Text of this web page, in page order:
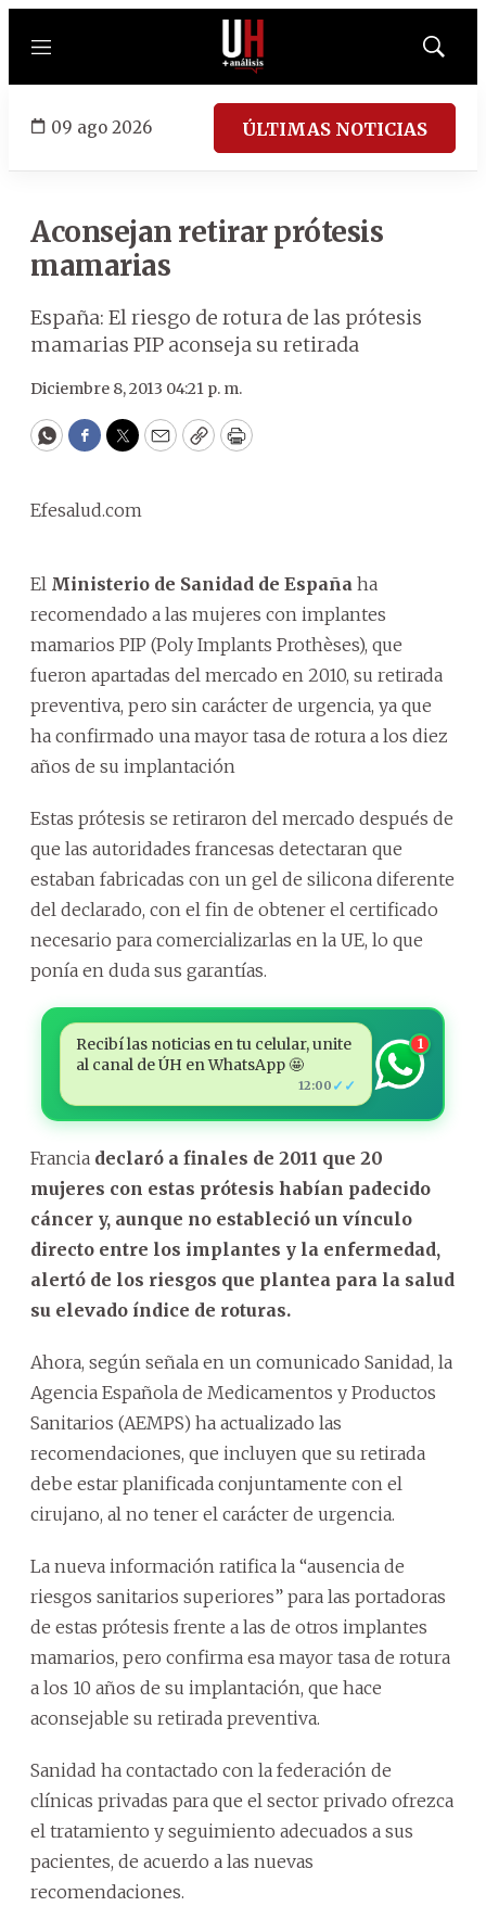
Menú
Mostrar
09 ago 2026 ÚLTIMAS NOTICIAS
Aconsejan retirar prótesis
mamarias
España: El riesgo de rotura de las prótesis
mamarias PIP aconseja su retirada
Diciembre 8, 2013 04:21 p. m.
WhatsApp
Facebook
Twitter
EmailCopyPrint
Efesalud.com
El Ministerio de Sanidad de España ha
recomendado a las mujeres con implantes
mamarios PIP (Poly Implants Prothèses), que
fueron apartadas del mercado en 2010, su retirada
preventiva, pero sin carácter de urgencia, ya que
ha confirmado una mayor tasa de rotura a los diez
años de su implantación
Estas prótesis se retiraron del mercado después de
que las autoridades francesas detectaran que
estaban fabricadas con un gel de silicona diferente
del declarado, con el fin de obtener el certificado
necesario para comercializarlas en la UE, lo que
ponía en duda sus garantías.
Recibí las noticias en tu celular, unite
al canal de ÚH en WhatsApp 🤩
12:00 ✓✓
1
Francia declaró a finales de 2011 que 20
mujeres con estas prótesis habían padecido
cáncer y, aunque no estableció un vínculo
directo entre los implantes y la enfermedad,
alertó de los riesgos que plantea para la salud
su elevado índice de roturas.
Ahora, según señala en un comunicado Sanidad, la
Agencia Española de Medicamentos y Productos
Sanitarios (AEMPS) ha actualizado las
recomendaciones, que incluyen que su retirada
debe estar planificada conjuntamente con el
cirujano, al no tener el carácter de urgencia.
La nueva información ratifica la “ausencia de
riesgos sanitarios superiores” para las portadoras
de estas prótesis frente a las de otros implantes
mamarios, pero confirma esa mayor tasa de rotura
a los 10 años de su implantación, que hace
aconsejable su retirada preventiva.
Sanidad ha contactado con la federación de
clínicas privadas para que el sector privado ofrezca
el tratamiento y seguimiento adecuados a sus
pacientes, de acuerdo a las nuevas
recomendaciones.